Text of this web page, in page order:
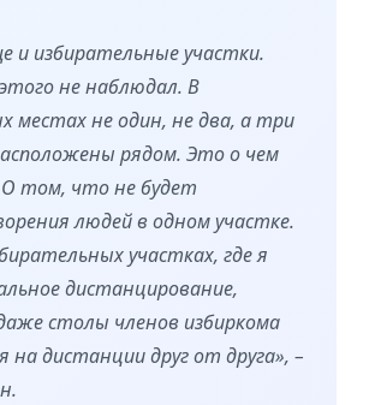
и избирательные участки.
не наблюдал. В
местах не один, не два, а три
рядом. Это о чем
том, что не будет
людей в одном участке.
участках, где я
дистанцирование,
столы членов избиркома
на дистанции друг от друга», –